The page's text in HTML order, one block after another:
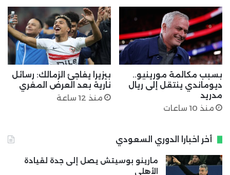
بسبب مكالمة مورينيو..
ديوماندي ينتقل إلى ريال
مدريد
منذ 10 ساعات
بيزيرا يفاجئ الزمالك: رسائل
نارية بعد العرض المغري
منذ 12 ساعة
أخر اخبارا الدوري السعودي
مارينو بوسيتش يصل إلى جدة لقيادة
الأهلي